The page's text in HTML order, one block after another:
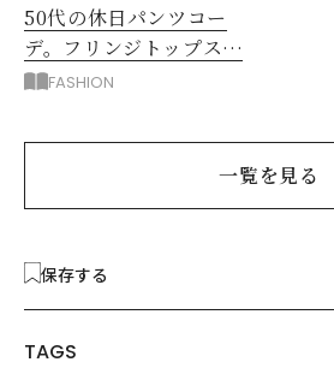
50代の休日パンツコー
デ。フリンジトップスを
主役に洗練アースカラー
FASHION
一覧を見る
保存する
TAGS